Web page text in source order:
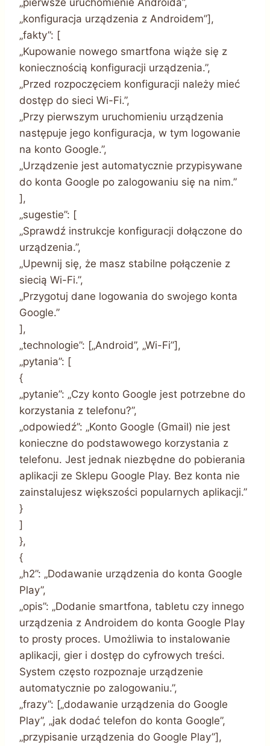
„konfiguracja urządzenia z Androidem”],
„fakty”: [
„Kupowanie nowego smartfona wiąże się z
koniecznością konfiguracji urządzenia.”,
„Przed rozpoczęciem konfiguracji należy mieć
dostęp do sieci Wi-Fi.”,
„Przy pierwszym uruchomieniu urządzenia
następuje jego konfiguracja, w tym logowanie
na konto Google.”,
„Urządzenie jest automatycznie przypisywane
do konta Google po zalogowaniu się na nim.”
],
„sugestie”: [
„Sprawdź instrukcje konfiguracji dołączone do
urządzenia.”,
„Upewnij się, że masz stabilne połączenie z
siecią Wi-Fi.”,
„Przygotuj dane logowania do swojego konta
Google.”
],
„technologie”: [„Android”, „Wi-Fi”],
„pytania”: [
{
„pytanie”: „Czy konto Google jest potrzebne do
korzystania z telefonu?”,
„odpowiedź”: „Konto Google (Gmail) nie jest
konieczne do podstawowego korzystania z
telefonu. Jest jednak niezbędne do pobierania
aplikacji ze Sklepu Google Play. Bez konta nie
zainstalujesz większości popularnych aplikacji.”
}
]
},
{
„h2”: „Dodawanie urządzenia do konta Google
Play”,
„opis”: „Dodanie smartfona, tabletu czy innego
urządzenia z Androidem do konta Google Play
to prosty proces. Umożliwia to instalowanie
aplikacji, gier i dostęp do cyfrowych treści.
System często rozpoznaje urządzenie
automatycznie po zalogowaniu.”,
„frazy”: [„dodawanie urządzenia do Google
Play”, „jak dodać telefon do konta Google”,
„przypisanie urządzenia do Google Play”],